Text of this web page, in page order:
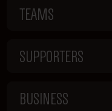
TEAMS
SUPPORTERS
BUSINESS